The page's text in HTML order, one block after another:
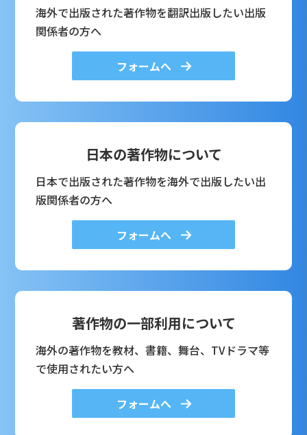
海外で出版された著作物を翻訳出版したい出版
関係者の方へ
フォームへ
日本の著作物について
日本で出版された著作物を海外で出版したい出
版関係者の方へ
フォームへ
著作物の一部利用について
海外の著作物を教材、書籍、舞台、TVドラマ等
で使用されたい方へ
フォームへ